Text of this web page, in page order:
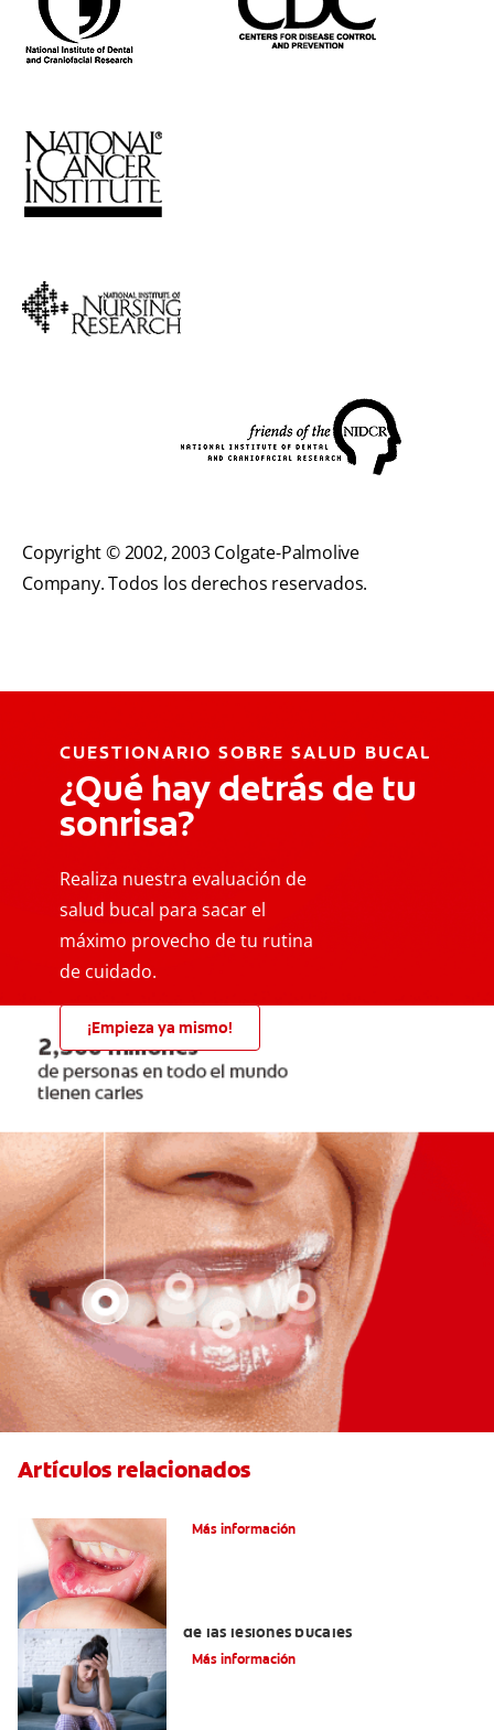
Copyright © 2002, 2003 Colgate-Palmolive
Company. Todos los derechos reservados.
CUESTIONARIO SOBRE SALUD BUCAL
¿Qué hay detrás de tu
sonrisa?
Realiza nuestra evaluación de
salud bucal para sacar el
máximo provecho de tu rutina
de cuidado.
¡Empieza ya mismo!
Artículos relacionados
Más información
de las lesiones bucales
Más información